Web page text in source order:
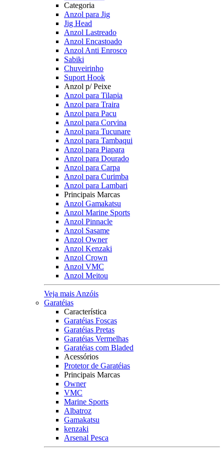
Categoria
Anzol para Jig
Jig Head
Anzol Lastreado
Anzol Encastoado
Anzol Anti Enrosco
Sabiki
Chuveirinho
Suport Hook
Anzol p/ Peixe
Anzol para Tilapia
Anzol para Traira
Anzol para Pacu
Anzol para Corvina
Anzol para Tucunare
Anzol para Tambaqui
Anzol para Piapara
Anzol para Dourado
Anzol para Carpa
Anzol para Curimba
Anzol para Lambari
Principais Marcas
Anzol Gamakatsu
Anzol Marine Sports
Anzol Pinnacle
Anzol Sasame
Anzol Owner
Anzol Kenzaki
Anzol Crown
Anzol VMC
Anzol Meitou
Veja mais Anzóis
Garatéias
Característica
Garatéias Foscas
Garatéias Pretas
Garatéias Vermelhas
Garatéias com Bladed
Acessórios
Protetor de Garatéias
Principais Marcas
Owner
VMC
Marine Sports
Albatroz
Gamakatsu
kenzaki
Arsenal Pesca